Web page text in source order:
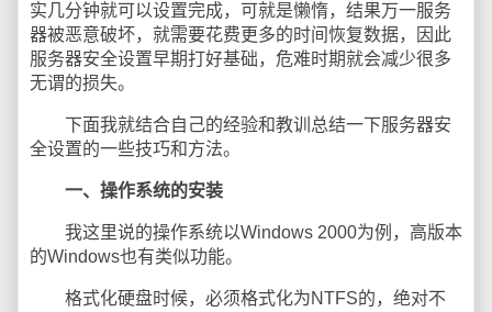
实几分钟就可以设置完成，可就是懒惰，结果万一服务
器被恶意破坏，就需要花费更多的时间恢复数据，因此
服务器安全设置早期打好基础，危难时期就会减少很多
无谓的损失。
下面我就结合自己的经验和教训总结一下服务器安
全设置的一些技巧和方法。
一、操作系统的安装
我这里说的操作系统以Windows 2000为例，高版本
的Windows也有类似功能。
格式化硬盘时候，必须格式化为NTFS的，绝对不